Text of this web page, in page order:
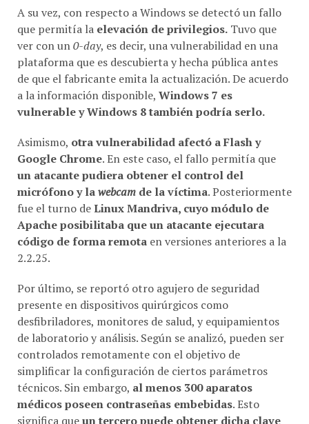
A su vez, con respecto a Windows se detectó un fallo
que permitía la elevación de privilegios. Tuvo que
ver con un 0-day, es decir, una vulnerabilidad en una
plataforma que es descubierta y hecha pública antes
de que el fabricante emita la actualización. De acuerdo
a la información disponible, Windows 7 es
vulnerable y Windows 8 también podría serlo.
Asimismo, otra vulnerabilidad afectó a Flash y
Google Chrome. En este caso, el fallo permitía que
un atacante pudiera obtener el control del
micrófono y lawebcam de la víctima. Posteriormente
fue el turno deLinux Mandriva, cuyo módulo de
Apache posibilitaba que un atacante ejecutara
código de forma remota en versiones anteriores a la
2.2.25.
Por último, se reportó otro agujero de seguridad
presente en dispositivos quirúrgicos como
desfibriladores, monitores de salud, y equipamientos
de laboratorio y análisis. Según se analizó, pueden ser
controlados remotamente con el objetivo de
simplificar la configuración de ciertos parámetros
técnicos. Sin embargo, al menos 300 aparatos
médicos poseen contraseñas embebidas. Esto
significa queun tercero puede obtener dicha clave